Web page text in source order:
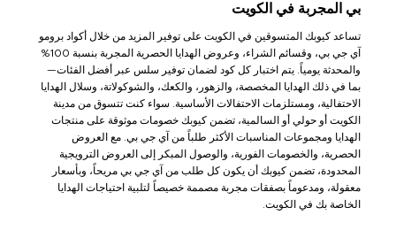
بي المجربة في الكويت
تساعد كيوبك المتسوقين في الكويت على توفير المزيد من خلال أكواد برومو
آي جي بي، وقسائم الشراء، وعروض الهدايا الحصرية المجربة بنسبة 100%
والمحدثة يومياً. يتم اختبار كل كود لضمان توفير سلس عبر أفضل الفئات—
بما في ذلك الهدايا المخصصة، والزهور، والكعك، والشوكولاتة، وسلال الهدايا
الاحتفالية، ومستلزمات الاحتفالات الأساسية. سواء كنت تتسوق من مدينة
الكويت أو حولي أو السالمية، تضمن كيوبك خصومات موثوقة على منتجات
الهدايا ومجموعات المناسبات الأكثر طلباً من آي جي بي. مع العروض
الحصرية، والخصومات الفورية، والوصول المبكر إلى العروض الترويجية
المحدودة، تضمن كيوبك أن يكون كل طلب من آي جي بي مريحاً، وبأسعار
معقولة، ومدعوماً بصفقات مجربة مصممة خصيصاً لتلبية احتياجات الهدايا
الخاصة بك في الكويت.